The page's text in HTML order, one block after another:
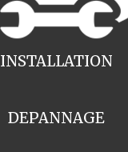
INSTALLATION
DEPANNAGE